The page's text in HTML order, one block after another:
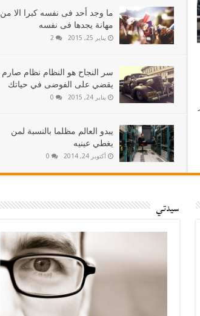
ما وجد أحد فى نفسه كبرا الا من
مهانة يجدها فى نفسه
يناير 25, 2015 2
سر النجاح هو النظام نظام صارم
يقضي على الفوضى في حياتك
يناير 24, 2015 0
يبدو العالم مظلما بالنسبة لمن
يغطي عينيه
أكتوبر 24, 2014 0
سيدتي